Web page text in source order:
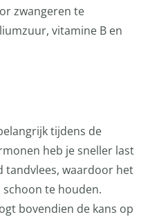
zwangeren te
vitamine B en
tijdens de
heb je sneller last
tandvlees, waardoor het
te houden.
bovendien de kans op